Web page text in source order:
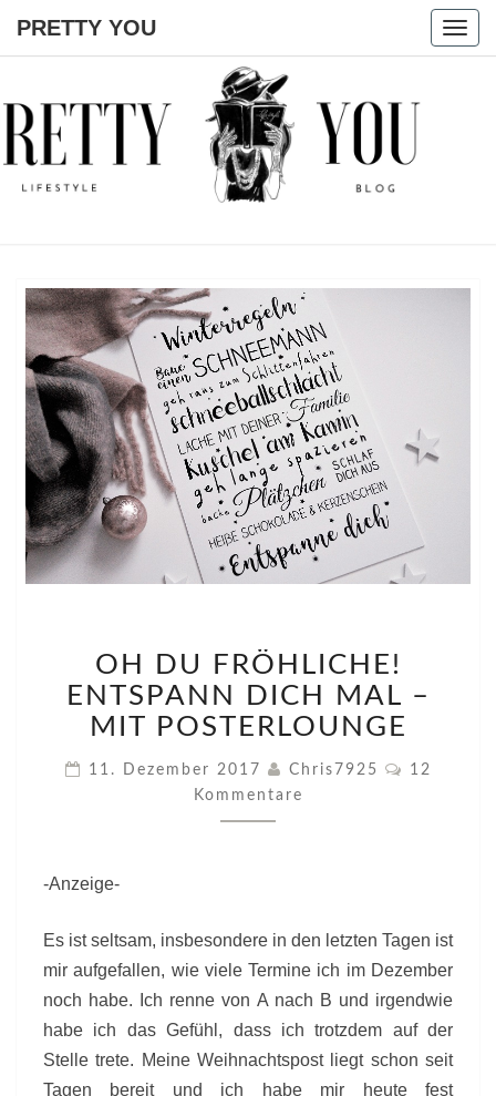
PRETTY YOU
PRETTY
DU
FRÖHLICHE!
ENTSPANN
DICH
MAL
OH DU FRÖHLICHE!
ENTSPANN DICH MAL –
MIT POSTERLOUNGE
11. Dezember 2017 Chris7925
12
Kommentare
-Anzeige-
Es ist seltsam, insbesondere in den letzten Tagen ist
mir aufgefallen, wie viele Termine ich im Dezember
noch habe. Ich renne von A nach B und irgendwie
habe ich das Gefühl, dass ich trotzdem auf der
Stelle trete. Meine Weihnachtspost liegt schon seit
Tagen bereit und ich habe mir heute fest